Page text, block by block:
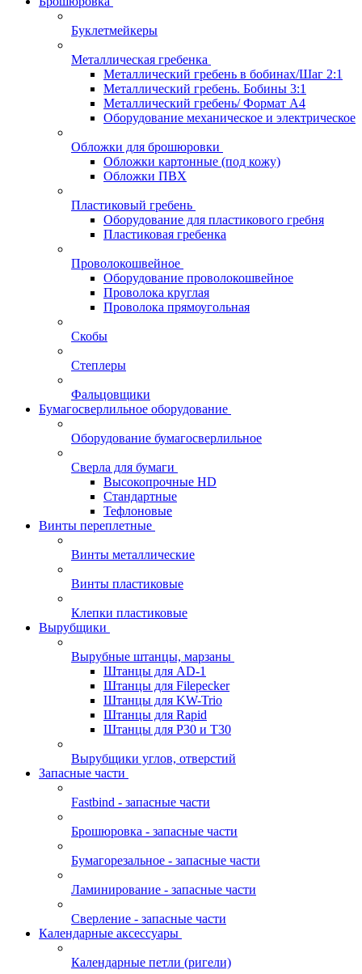
Буклетмейкеры
Металлическая гребенка
Металлический гребень в бобинах/Шаг 2:1
Металлический гребень. Бобины 3:1
Металлический гребень/ Формат А4
Оборудование механическое и электрическое
Обложки для брошюровки
Обложки картонные (под кожу)
Обложки ПВХ
Пластиковый гребень
Оборудование для пластикового гребня
Пластиковая гребенка
Проволокошвейное
Оборудование проволокошвейное
Проволока круглая
Проволока прямоугольная
Скобы
Степлеры
Фальцовщики
Бумагосверлильное оборудование
Оборудование бумагосверлильное
Сверла для бумаги
Высокопрочные HD
Стандартные
Тефлоновые
Винты переплетные
Винты металлические
Винты пластиковые
Клепки пластиковые
Вырубщики
Вырубные штанцы, марзаны
Штанцы для AD-1
Штанцы для Filepecker
Штанцы для KW-Trio
Штанцы для Rapid
Штанцы для Р30 и Т30
Вырубщики углов, отверстий
Запасные части
Fastbind - запасные части
Брошюровка - запасные части
Бумагорезальное - запасные части
Ламинирование - запасные части
Сверление - запасные части
Календарные аксессуары
Календарные петли (ригели)